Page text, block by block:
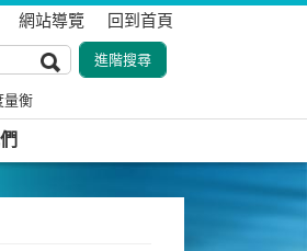
網站導覽 回到首頁
量衡